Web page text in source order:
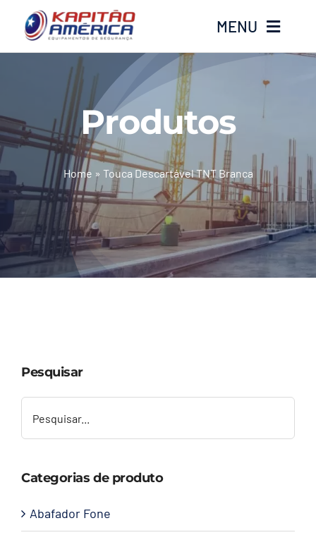
o
MENU
Produtos
Calçados
Luvas
Altura
Contato
Produtos
Home » Touca Descartável TNT Branca
Pesquisar
Categorias de produto
Abafador Fone